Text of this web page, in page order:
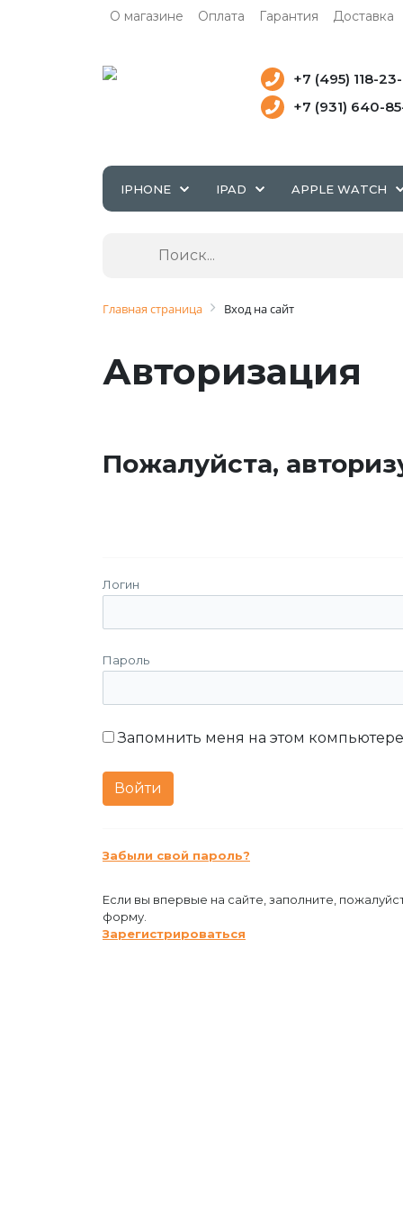
О магазине Оплата Гарантия Доставка
+7 (495) 118-
+7 (931) 640-
IPHONE IPAD APPLE WATCH
Главная страница Вход на сайт
Авторизация
Пожалуйста,
Логин
Пароль
Запомнить меня на этом компьютере
Забыли свой пароль?
Если вы впервые на сайте, заполните,
форму.
Зарегистрироваться